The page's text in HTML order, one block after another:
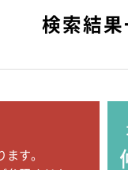
検索結
す。